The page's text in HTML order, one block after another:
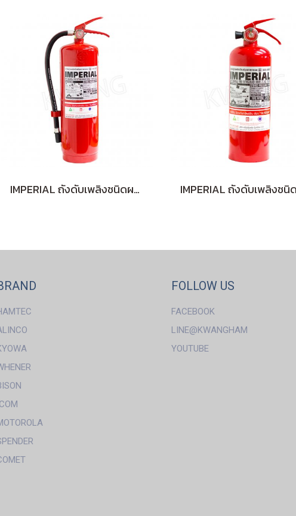
IMPERIAL ถังดับเพลิงชนิดผงเคมีแห้ง 15 ปอนด์ สีแดง
FOLLOW US
FACEBOOK
LINE@KWANGHAM
YOUTUBE